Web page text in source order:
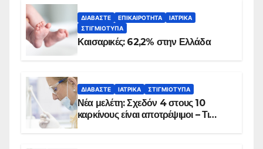
ΔΙΑΒΆΣΤΕ ΕΠΙΚΑΙΡΌΤΗΤΑ
ΙΑΤΡΙΚΆ
ΣΤΙΓΜΙΌΤΥΠΑ
Καισαρικές: 62,2% στην Ελλάδα
ΔΙΑΒΆΣΤΕ ΙΑΤΡΙΚΆ ΣΤΙΓΜΙΌΤΥΠΑ
Νέα μελέτη: Σχεδόν 4 στους 10
καρκίνους είναι αποτρέψιμοι – Τι